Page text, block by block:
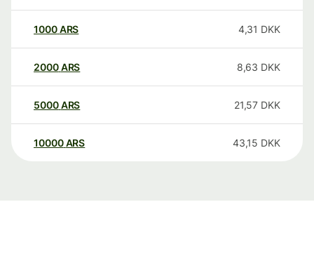
1000ARS 4,31 DKK
2000ARS 8,63 DKK
5000ARS 21,57 DKK
10000 ARS 43,15 DKK